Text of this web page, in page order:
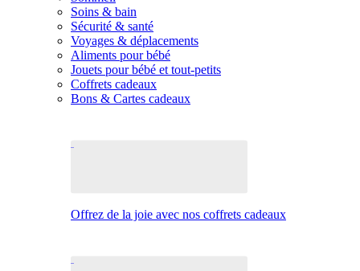
Soins & bain
Sécurité & santé
Voyages & déplacements
Aliments pour bébé
Jouets pour bébé et tout-petits
Coffrets cadeaux
Bons & Cartes cadeaux
Offrez de la joie avec nos coffrets cadeaux